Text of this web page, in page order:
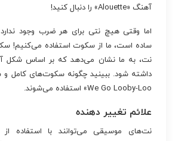
آهنگ «Alouette» را دنبال کنید!
اما وقتی هیچ نتی برای هر ضرب وجود
ساده است، ما از سکوت استفاده می‌کنیم!
نت، به ما نشان می‌دهد که بر اساس شکل
We Go Looby-Loo» استفاده می‌شوند.
علائم تغییر دهنده
نت‌های موسیقی می‌توانند با استفاده از